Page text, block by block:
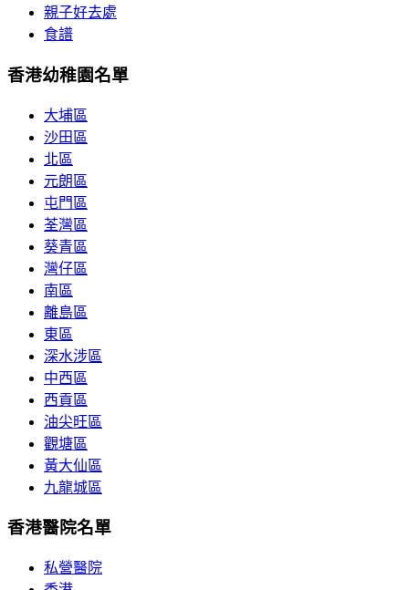
親子好去處
食譜
香港幼稚園名單
大埔區
沙田區
北區
元朗區
屯門區
荃灣區
葵青區
灣仔區
南區
離島區
東區
深水涉區
中西區
西貢區
油尖旺區
觀塘區
黃大仙區
九龍城區
香港醫院名單
私營醫院